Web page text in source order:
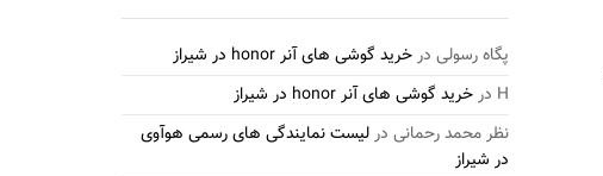
پگاه رسولی درخرید گوشی های آنر honor در شیراز
H درخرید گوشی های آنر honor در شیراز
نظر محمد رحمانی درلیست نمایندگی های رسمی هوآوی
در شیراز